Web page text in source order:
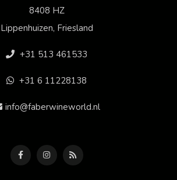
8408 HZ
Lippenhuizen, Friesland
+31 513 461533
+31 6 11228138
info@faberwineworld.nl